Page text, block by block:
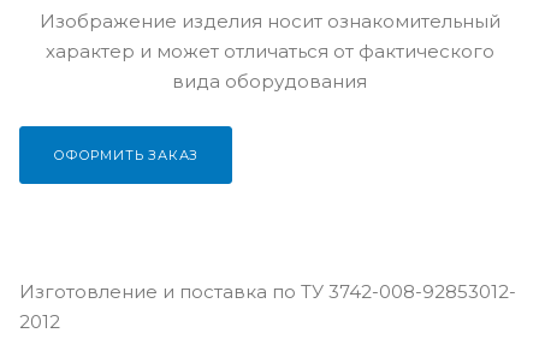
Изготовление и поставка по ТУ 3742-008-92853012-
2012
Изображение изделия носит ознакомительный
характер и может отличаться от фактического
вида оборудования
ОФОРМИТЬ ЗАКАЗ